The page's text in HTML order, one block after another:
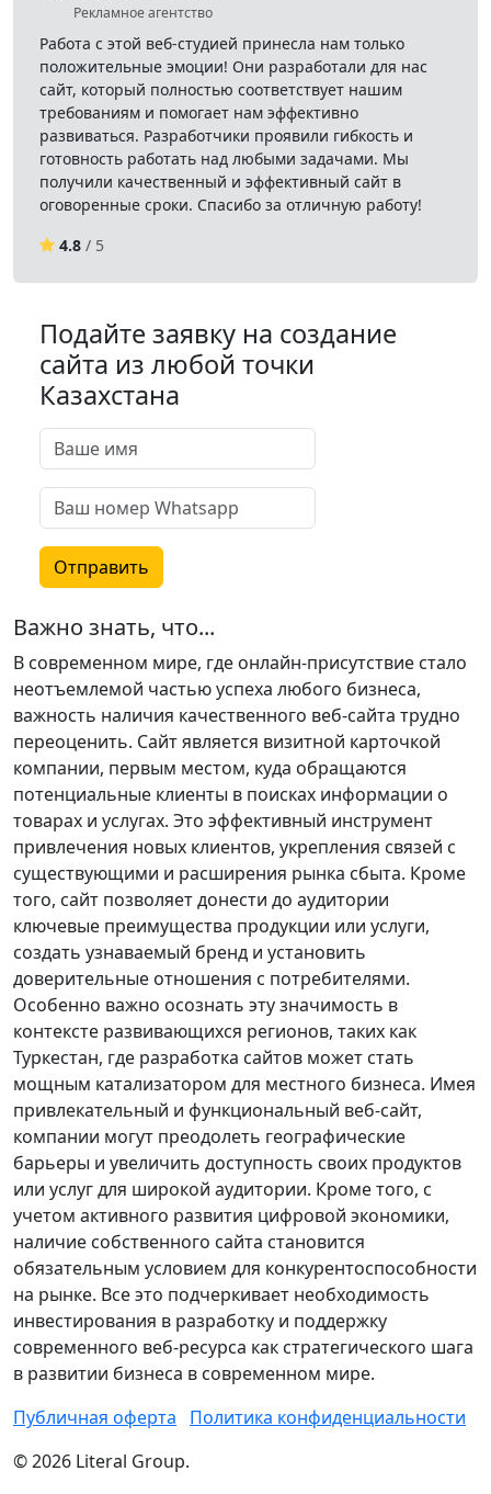
Рекламное агентство
Работа с этой веб-студией принесла нам только
положительные эмоции! Они разработали для нас
сайт, который полностью соответствует нашим
требованиям и помогает нам эффективно
развиваться. Разработчики проявили гибкость и
готовность работать над любыми задачами. Мы
получили качественный и эффективный сайт в
оговоренные сроки. Спасибо за отличную работу!
4.8 / 5
Подайте заявку на создание
сайта из любой точки
Казахстана
Отправить
Важно знать, что...
В современном мире, где онлайн-присутствие стало
неотъемлемой частью успеха любого бизнеса,
важность наличия качественного веб-сайта трудно
переоценить. Сайт является визитной карточкой
компании, первым местом, куда обращаются
потенциальные клиенты в поисках информации о
товарах и услугах. Это эффективный инструмент
привлечения новых клиентов, укрепления связей с
существующими и расширения рынка сбыта. Кроме
того, сайт позволяет донести до аудитории
ключевые преимущества продукции или услуги,
создать узнаваемый бренд и установить
доверительные отношения с потребителями.
Особенно важно осознать эту значимость в
контексте развивающихся регионов, таких как
Туркестан, где разработка сайтов может стать
мощным катализатором для местного бизнеса. Имея
привлекательный и функциональный веб-сайт,
компании могут преодолеть географические
барьеры и увеличить доступность своих продуктов
или услуг для широкой аудитории. Кроме того, с
учетом активного развития цифровой экономики,
наличие собственного сайта становится
обязательным условием для конкурентоспособности
на рынке. Все это подчеркивает необходимость
инвестирования в разработку и поддержку
современного веб-ресурса как стратегического шага
в развитии бизнеса в современном мире.
Публичная оферта
Политика конфиденциальности
© 2026 Literal Group.